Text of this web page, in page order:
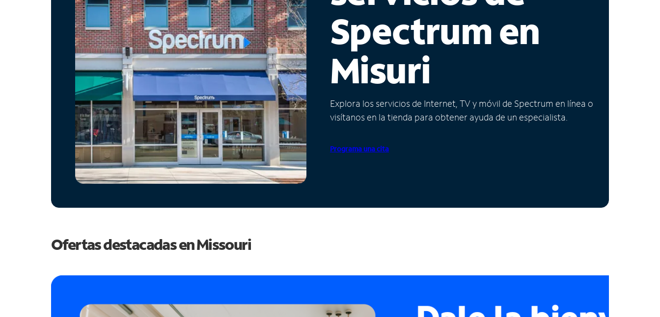
Spectrum en
Misuri
Explora los servicios de Internet, TV y móvil de Spectrum en línea o
visítanos en la tienda para obtener ayuda de un especialista.
Programa una cita
Ofertas destacadas enMissouri